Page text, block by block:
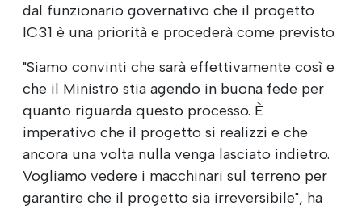
dal funzionario governativo che il progetto
IC31 è una priorità e procederà come previsto.
"Siamo convinti che sarà effettivamente così e
che il Ministro stia agendo in buona fede per
quanto riguarda questo processo. È
imperativo che il progetto si realizzi e che
ancora una volta nulla venga lasciato indietro.
Vogliamo vedere i macchinari sul terreno per
garantire che il progetto sia irreversibile", ha